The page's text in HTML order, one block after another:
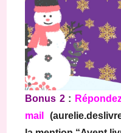
Bonus 2:
mail